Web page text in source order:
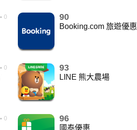
0 90
Booking.com 旅遊優惠
0 93
LINE 熊大農場
0 96
國泰優惠